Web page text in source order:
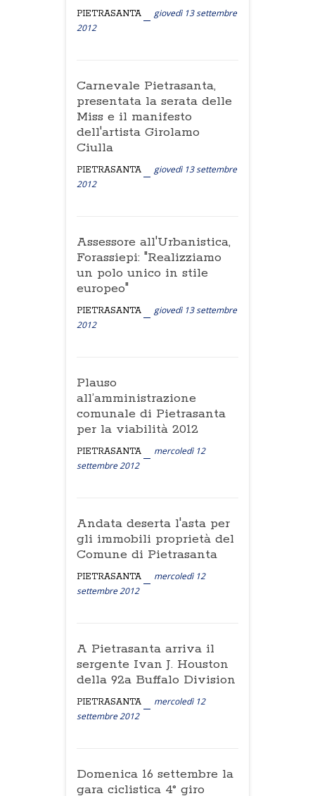
PIETRASANTA
giovedì 13 settembre
2012
Carnevale Pietrasanta,
presentata la serata delle
Miss e il manifesto
dell'artista Girolamo
Ciulla
PIETRASANTA
giovedì 13 settembre
2012
Assessore all'Urbanistica,
Forassiepi: "Realizziamo
un polo unico in stile
europeo"
PIETRASANTA
giovedì 13 settembre
2012
Plauso
all’amministrazione
comunale di Pietrasanta
per la viabilità 2012
PIETRASANTA
mercoledì 12
settembre 2012
Andata deserta l'asta per
gli immobili proprietà del
Comune di Pietrasanta
PIETRASANTA
mercoledì 12
settembre 2012
A Pietrasanta arriva il
sergente Ivan J. Houston
della 92a Buffalo Division
PIETRASANTA
mercoledì 12
settembre 2012
Domenica 16 settembre la
gara ciclistica 4° giro